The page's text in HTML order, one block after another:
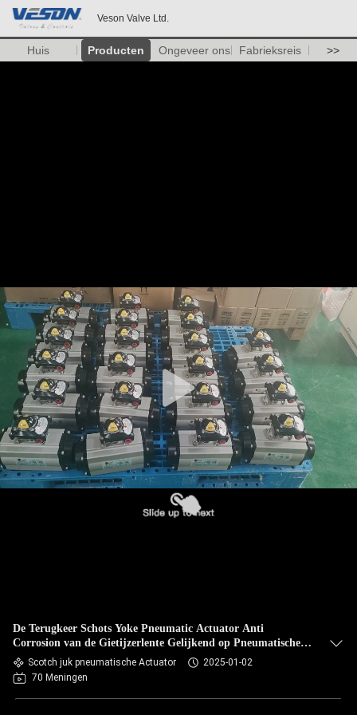
Veson Valve Ltd.
Huis Producten Ongeveer ons Fabrieksreis >>
De Terugkeer Schots Yoke Pneumatic Actuator Anti
Corrosion van de Gietijzerlente Gelijkend op Pneumatische
Actuator van Rotork
Scotch juk pneumatische Actuator
2025-01-02
70 Meningen